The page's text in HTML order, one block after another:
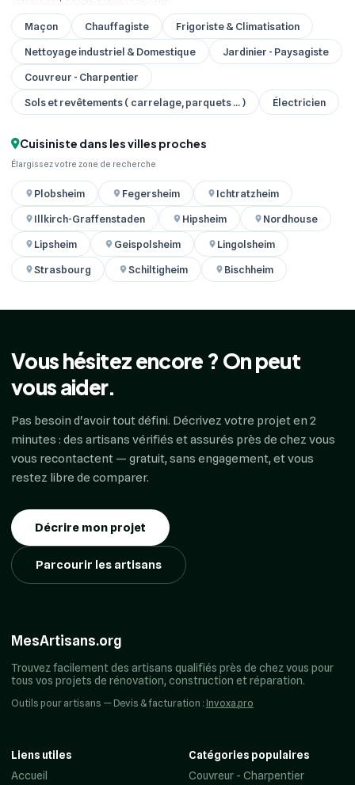
Maçon Chauffagiste
Frigoriste & Climatisation
Nettoyage industriel & Domestique
Jardinier - Paysagiste
Couvreur - Charpentier
Sols et revêtements ( carrelage, parquets ... )
Électricien
Cuisiniste dans les villes proches
Élargissez votre zone de recherche
Plobsheim Fegersheim
Ichtratzheim
Illkirch-Graffenstaden
Hipsheim
Nordhouse
Lipsheim
Geispolsheim
Lingolsheim
Strasbourg
Schiltigheim Bischheim
Vous hésitez encore ? On peut
vous aider.
Pas besoin d'avoir tout défini. Décrivez votre projet en 2
minutes : des artisans vérifiés et assurés près de chez vous
vous recontactent — gratuit, sans engagement, et vous
restez libre de comparer.
Décrire mon projet
Parcourir les artisans
MesArtisans.org
Trouvez facilement des artisans qualifiés près de chez vous pour
tous vos projets de rénovation, construction et réparation.
Outils pour artisans — Devis & facturation : Invoxa.pro
Liens utiles
Accueil
Catégories populaires
Couvreur - Charpentier